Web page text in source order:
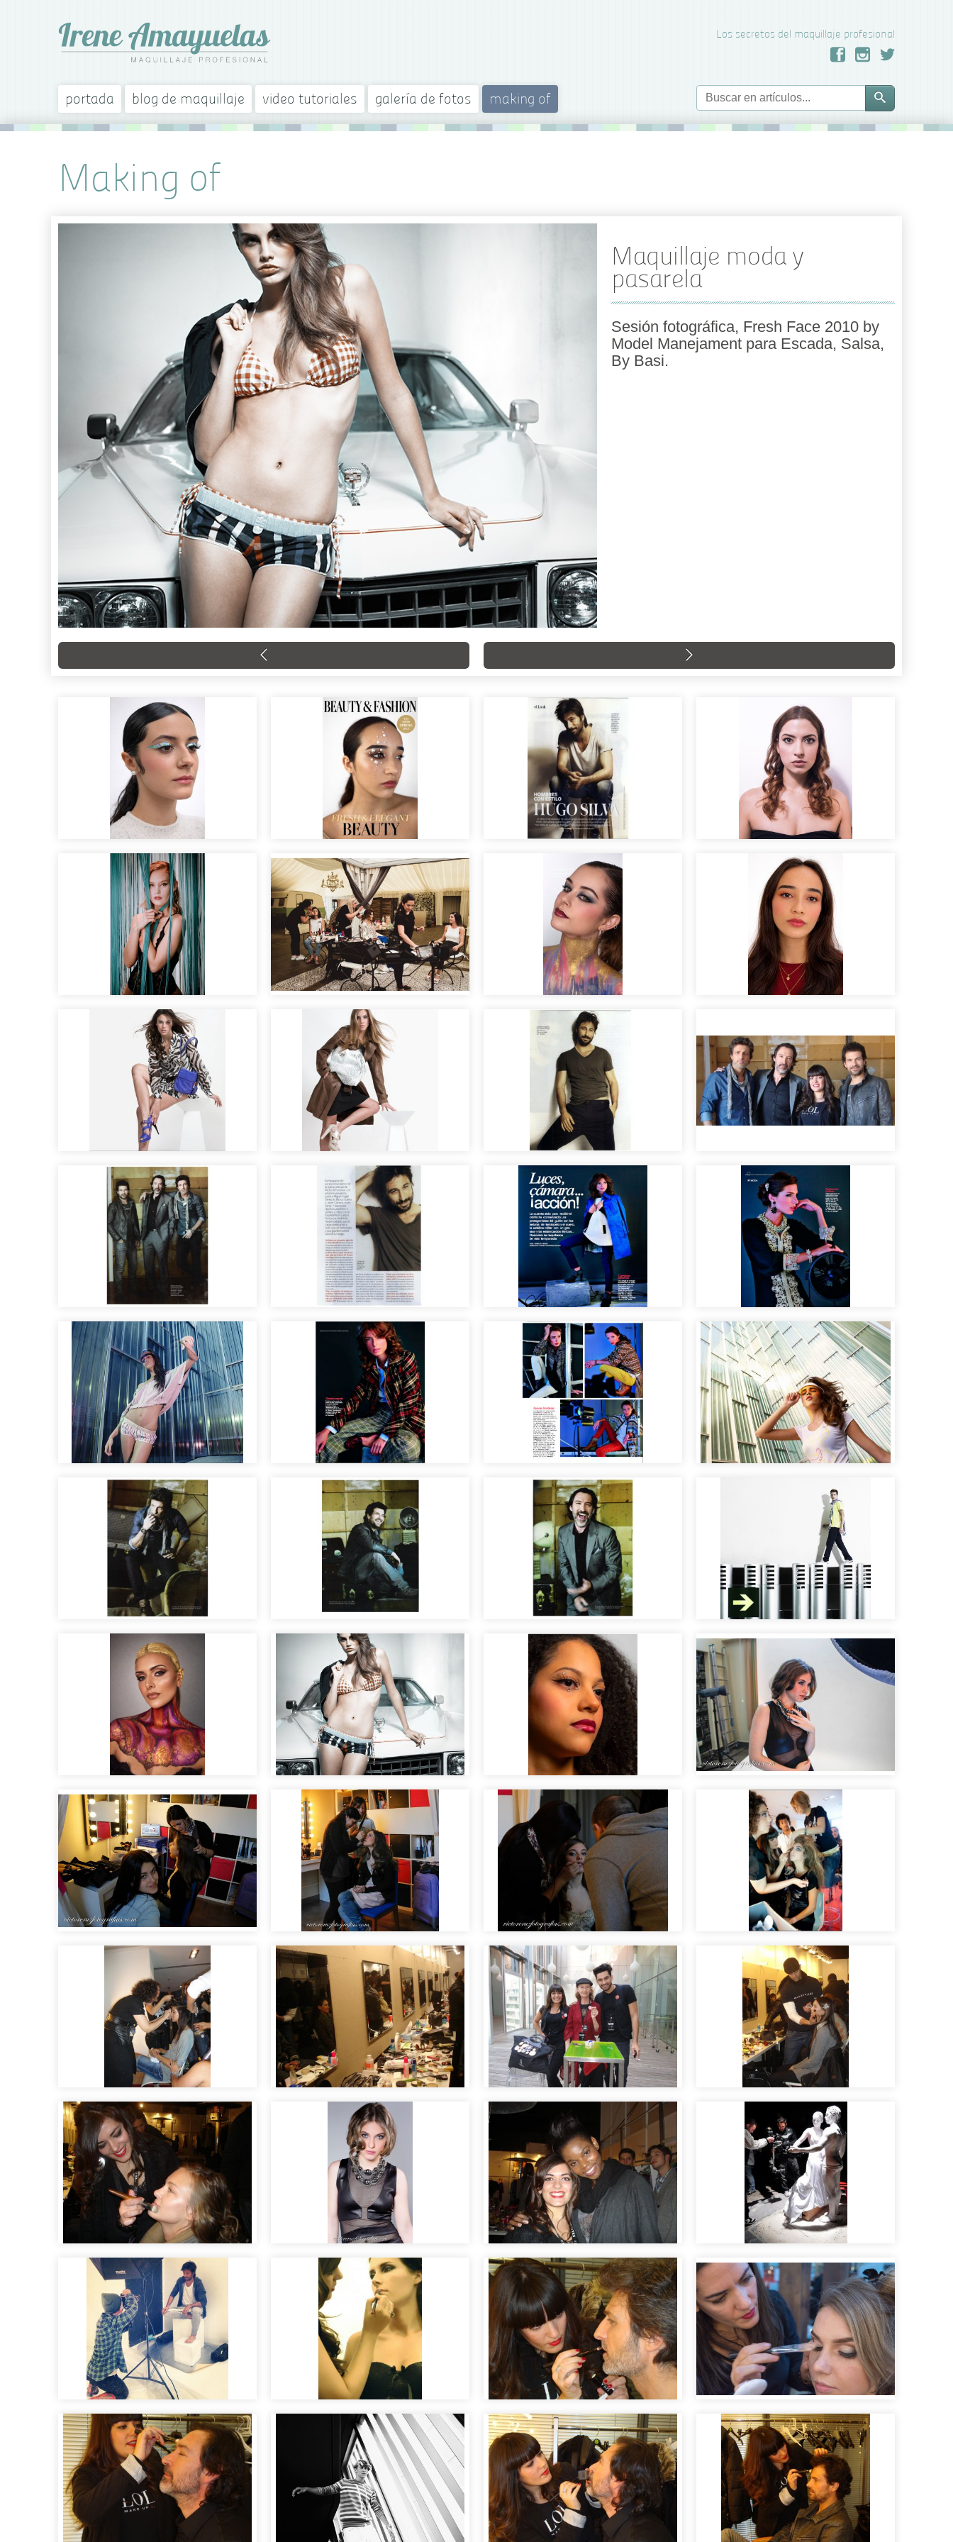
Los secretos del maquillaje profesional
portada blog de maquillaje video tutoriales galería de fotos making of
Making of
Maquillaje moda y
pasarela
Sesión fotográfica, Fresh Face 2010 by
Model Manejament para Escada, Salsa,
By Basi.
EDITORIAL EDITORIAL Hombres con Estilo.
Sesión roommatehotels
Preparativos editorial
nupcial
EDITORIAL
Maquillaje moda y
tendencias
Fotografía para sesión de
Maquillaje editorial Hugo
Trio de Ases :)
Maquillaje y peluquería
para sesión fotográfica
Editoriales publicadas en
Editorial de moda otoño
invierno 2013-2014
Maquillaje y peluquería
para revista AR.
Maquillaje para desfile de
Editoriales publicadas,
maquillaje y peluquería
Maquillaje y peluquería
para editoriales de moda
Moda y tendencias de
Maquillaje y peluquería
para editoriales
Maquillaje masculino
Maquillaje de hombre para
sesión fotográfica
Maquillaje y peluquería de
hombre para moda
Editorial artístico
Maquillaje moda y
pasarela
Making of sesión de fotos
Making of sesión de fotos Making of sesión de fotos Making of sesión de fotos
Maquillaje para moda y
Pasarela
Maquillaje y peluquería
para desfiles de moda
Como se trabaja en moda
y pasarela
Moda y Pasarela
Maquilladores con los que
es un placer trabajar
Maquillaje "cara lavada"
para pasarela
maquillaje para sesión
fotográfica de moda
Dentro del Backstage de
las pasarelas de moda
Making of para rodaje
cinematográfico
Sesión fotográfica para
editorial
Maquillaje ojo ahumado de
tendencia
Making of maquillaje Irene maquillando